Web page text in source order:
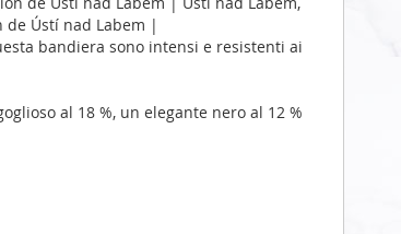
de Ústí nad Labem |
bandiera sono intensi e resistenti ai
al 18 %, un elegante nero al 12 %